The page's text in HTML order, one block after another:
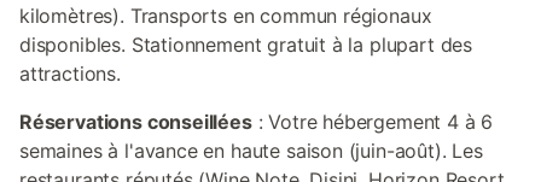
kilomètres). Transports en commun régionaux
disponibles. Stationnement gratuit à la plupart des
attractions.
Réservations conseillées: Votre hébergement 4 à 6
semaines à l'avance en haute saison (juin-août). Les